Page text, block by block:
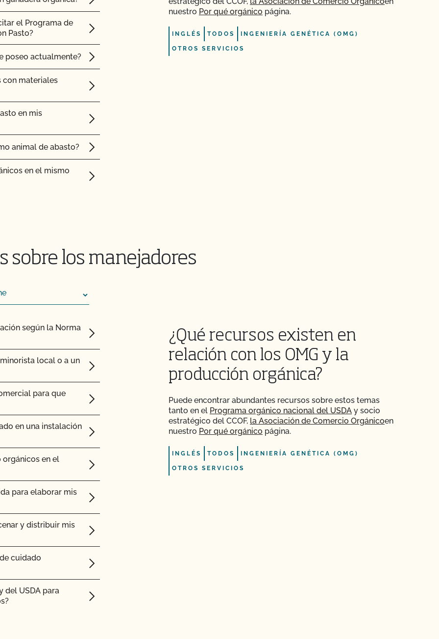
el Programa de
Pasto?
poseo actualmente?
con materiales
en mis
animal de abasto?
en el mismo
su condición
mis animales
animales?
postes de mi valla o
orgánicas?
orgánicos?
piensos tengan
nuestro Por qué orgánico página.
INGLÉS TODOS INGENIERÍA GENÉTICA (OMG)
OTROS SERVICIOS
sobre los manejadores
según la Norma
local o a un
para que
en una instalación
orgánicos en el
para elaborar mis
y distribuir mis
cuidado
del USDA para
¿Qué recursos existen en
relación con los OMG y la
producción orgánica?
Puede encontrar abundantes recursos sobre estos temas
tanto en el Programa orgánico nacional del USDA y socio
estratégico del CCOF, la Asociación de Comercio Orgánicoen
nuestro Por qué orgánico página.
INGLÉS TODOS INGENIERÍA GENÉTICA (OMG)
OTROS SERVICIOS